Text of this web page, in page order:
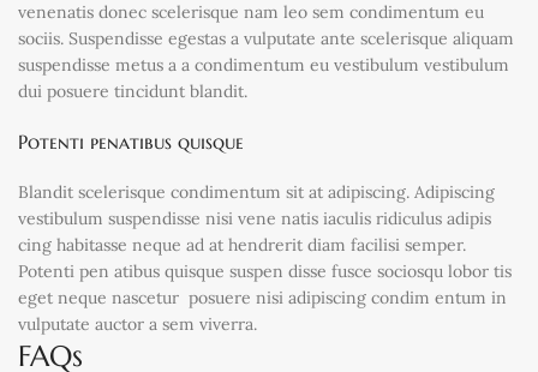
venenatis donec scelerisque nam leo sem condimentum eu
sociis. Suspendisse egestas a vulputate ante scelerisque aliquam
suspendisse metus a a condimentum eu vestibulum vestibulum
dui posuere tincidunt blandit.
Potenti penatibus quisque
Blandit scelerisque condimentum sit at adipiscing. Adipiscing
vestibulum suspendisse nisi vene natis iaculis ridiculus adipis
cing habitasse neque ad at hendrerit diam facilisi semper.
Potenti pen atibus quisque suspen disse fusce sociosqu lobor tis
eget neque nascetur posuere nisi adipiscing condim entum in
vulputate auctor a sem viverra.
FAQs